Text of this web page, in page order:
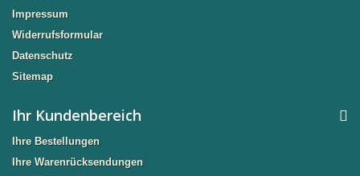
Impressum
Widerrufsformular
Datenschutz
Sitemap
Ihr Kundenbereich
Ihre Bestellungen
Ihre Warenrücksendungen